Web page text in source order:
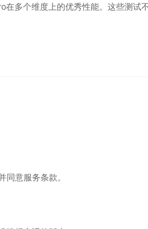
在多个维度上的优秀性能。这些测试
意服务条款。